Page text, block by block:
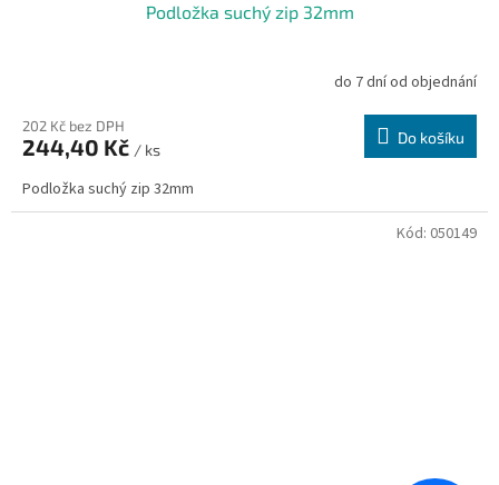
Podložka suchý zip 32mm
do 7 dní od objednání
202 Kč bez DPH
244,40 Kč / ks
Do košíku
Podložka suchý zip 32mm
Kód: 050149